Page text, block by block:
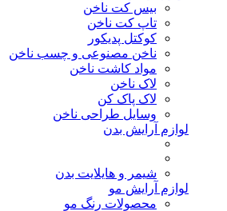
بیس کت ناخن
تاپ کت ناخن
کوکتل پدیکور
ناخن مصنوعی و چسب ناخن
مواد کاشت ناخن
لاک ناخن
لاک پاک کن
وسایل طراحی ناخن
لوازم آرایش بدن
شیمر و هایلایت بدن
لوازم آرایش مو
محصولات رنگ مو